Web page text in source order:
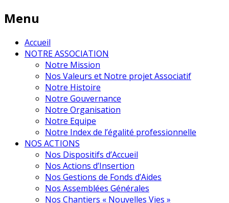
Menu
Accueil
NOTRE ASSOCIATION
Notre Mission
Nos Valeurs et Notre projet Associatif
Notre Histoire
Notre Gouvernance
Notre Organisation
Notre Equipe
Notre Index de l’égalité professionnelle
NOS ACTIONS
Nos Dispositifs d’Accueil
Nos Actions d’Insertion
Nos Gestions de Fonds d’Aides
Nos Assemblées Générales
Nos Chantiers « Nouvelles Vies »